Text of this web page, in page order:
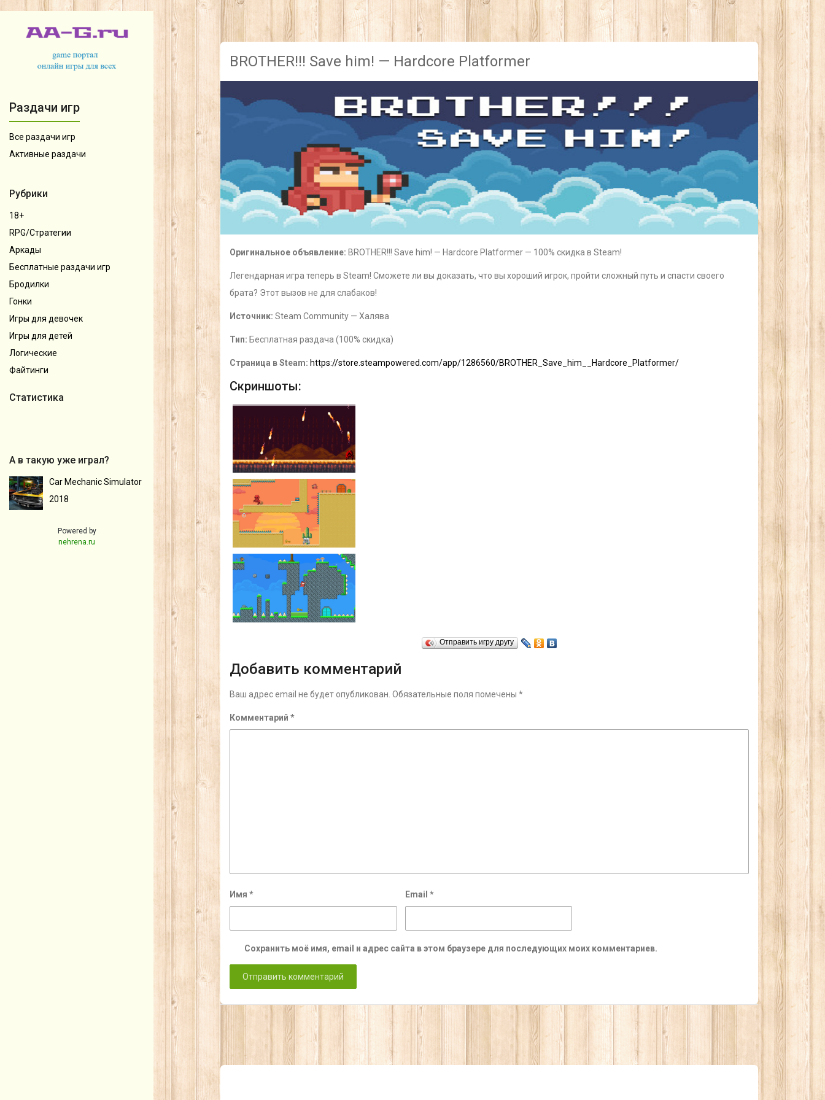
Раздачи игр
Все раздачи игр
Активные раздачи
Рубрики
18+
RPG/Стратегии
Аркады
Бесплатные раздачи игр
Бродилки
Гонки
Игры для девочек
Игры для детей
Логические
Файтинги
Статистика
А в такую уже играл?
Car Mechanic Simulator
2018
Powered by
nehrena.ru
BROTHER!!! Save him! — Hardcore Platformer
Оригинальное объявление: BROTHER!!! Save him! — Hardcore Platformer — 100% скидка в Steam!
Легендарная игра теперь в Steam! Сможете ли вы доказать, что вы хороший игрок, пройти сложный путь и спасти своего
брата? Этот вызов не для слабаков!
Источник: Steam Community — Халява
Тип: Бесплатная раздача (100% скидка)
Страница в Steam: https://store.steampowered.com/app/1286560/BROTHER_Save_him__Hardcore_Platformer/
Скриншоты:
Отправить игру другу
Добавить комментарий
Ваш адрес email не будет опубликован. Обязательные поля помечены*
Комментарий*
Имя* Email *
Сохранить моё имя, email и адрес сайта в этом браузере для последующих моих комментариев.